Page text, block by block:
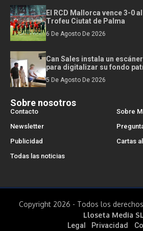
El RCD Mallorca vence 3-0
Trofeu Ciutat de Palma
6 De Agosto De 2026
Can Sales instala un
para digitalizar su fondo
5 De Agosto De 2026
Sobre nosotros
Contacto
Sobre
Newsletter
Publicidad
Cartas
Todas las noticias
Copyright 2026 - Todos los
Lloseta Media
Legal Privacidad